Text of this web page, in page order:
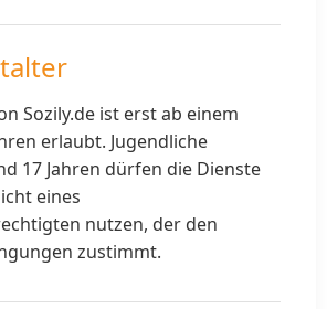
Sozily.de ist erst ab einem
erlaubt. Jugendliche
17 Jahren dürfen die Dienste
eines
nutzen, der den
zustimmt.